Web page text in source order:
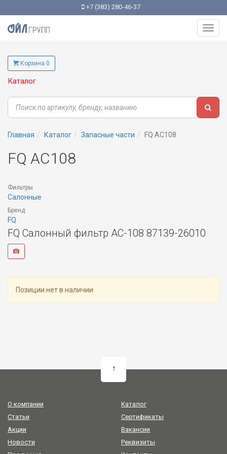
+7 (383) 280-46-37
Корзина 0
Каталог
Главная Каталог Запасные части FQ AC108
FQ AC108
Фильтры
Салонные
Бренд
FQ
FQ Салонный фильтр AC-108 87139-26010
Позиции нет в наличии
↑
О компании
Статьи
Акции
Новости
Каталог
Сертификаты
Вакансии
Реквизиты